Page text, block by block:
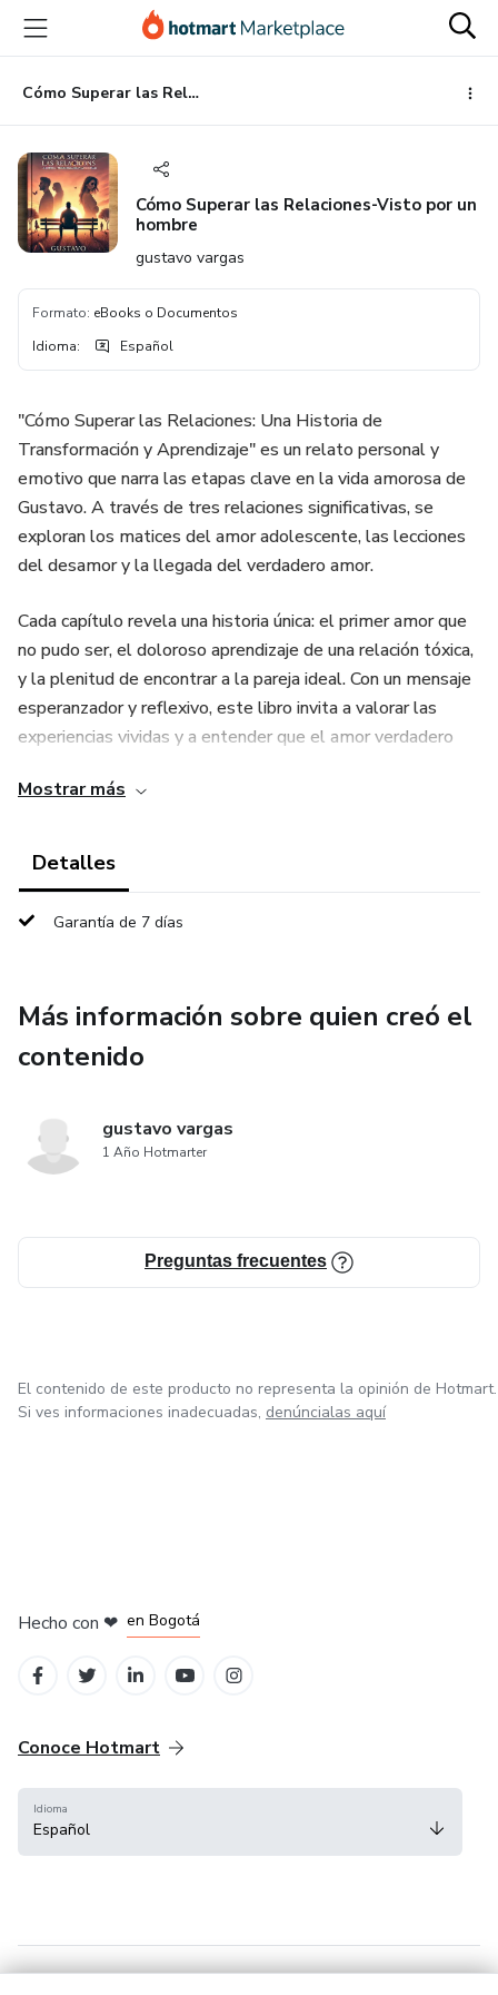
principal
página
de
página
Cómo Superar las Relaciones-Visto por un hombre
Cómo Superar las Relaciones-Visto por un
hombre
gustavo vargas
Formato: eBooks o Documentos
Idioma: Español
"Cómo Superar las Relaciones: Una Historia de
Transformación y Aprendizaje" es un relato personal y
emotivo que narra las etapas clave en la vida amorosa de
Gustavo. A través de tres relaciones significativas, se
exploran los matices del amor adolescente, las lecciones
del desamor y la llegada del verdadero amor.
Cada capítulo revela una historia única: el primer amor que
no pudo ser, el doloroso aprendizaje de una relación tóxica,
y la plenitud de encontrar a la pareja ideal. Con un mensaje
esperanzador y reflexivo, este libro invita a valorar las
experiencias vividas y a entender que el amor verdadero
resonará con cualquier lector en busca de respuestas sobre
Mostrar más
Detalles
Garantía de 7 días
Más información sobre quien creó el
contenido
gustavo vargas
1 Año Hotmarter
Preguntas frecuentes
El contenido de este producto no representa la opinión de Hotmart.
Si ves informaciones inadecuadas, denúncialas aquí
Hecho con ❤ en Bogotá
Conoce Hotmart
Idioma
Español